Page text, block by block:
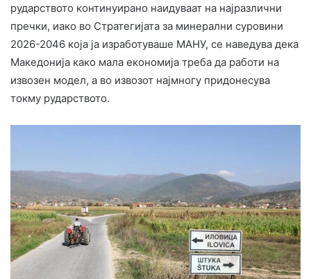
рударството континуирано наидуваат на најразлични
пречки, иако во Стратегијата за минерални суровини
2026-2046 која ја изработуваше МАНУ, се наведува дека
Македонија како мала економија треба да работи на
извозен модел, а во извозот најмногу придонесува
токму рударството.